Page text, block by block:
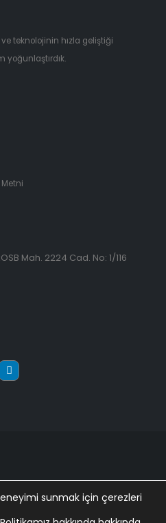
teknolojinin hızla geliştiği
yoğunlaştırdık.
Mah. 2224 Cad. No: 1/116
sunmak için çerezleri